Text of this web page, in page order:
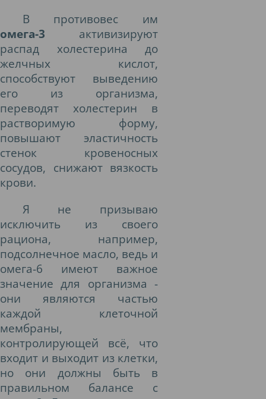
В противовес им
омега-3 активизируют
распад холестерина до
желчных кислот,
способствуют выведению
его из организма,
переводят холестерин в
растворимую форму,
повышают эластичность
стенок кровеносных
сосудов, снижают вязкость
крови.
Я не призываю
исключить из своего
рациона, например,
подсолнечное масло, ведь и
омега-6 имеют важное
значение для организма -
они являются частью
каждой клеточной
мембраны,
контролирующей всё, что
входит и выходит из клетки,
но они должны быть в
правильном балансе с